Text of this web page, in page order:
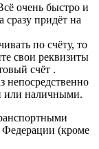
очень быстро и
сразу придёт на
по счёту, то
свои реквизиты
счёт .
непосредственно
или наличными.
(кроме